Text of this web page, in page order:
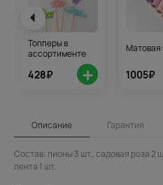
Топперы в
ассортименте
428₽ +
Матовая
1005₽
Описание Гарантия
Состав: пионы 3 шт., садовая роза 2
лента 1 шт.